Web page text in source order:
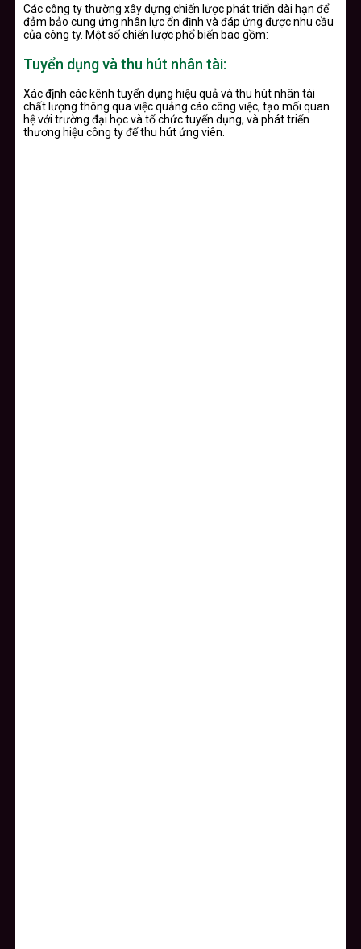
Các công ty thường xây dựng chiến lược phát triển dài hạn để
đảm bảo cung ứng nhân lực ổn định và đáp ứng được nhu cầu
của công ty. Một số chiến lược phổ biến bao gồm:
Tuyển dụng và thu hút nhân tài:
Xác định các kênh tuyển dụng hiệu quả và thu hút nhân tài
chất lượng thông qua việc quảng cáo công việc, tạo mối quan
hệ với trường đại học và tổ chức tuyển dụng, và phát triển
thương hiệu công ty để thu hút ứng viên.